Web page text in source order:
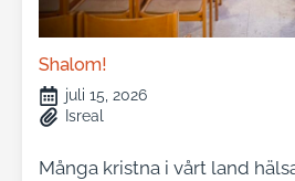
Shalom!
juli 15, 2026
Isreal
Många kristna i vårt land